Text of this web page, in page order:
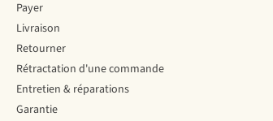
Payer
Livraison
Retourner
Rétractation d'une commande
Entretien & réparations
Garantie